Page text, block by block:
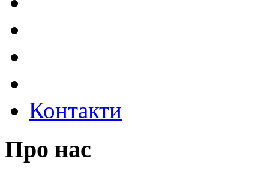
Контакти
Про нас